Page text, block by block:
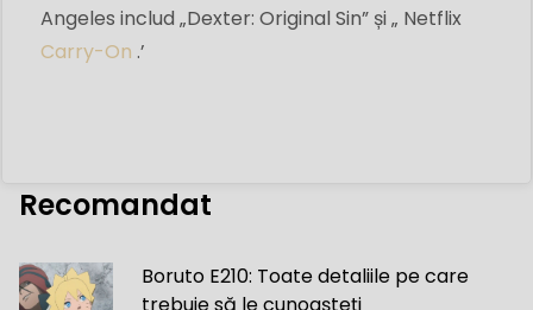
Angeles includ „Dexter: Original Sin” și „ Netflix
Carry-On .’
Recomandat
Boruto E210: Toate detaliile pe care
trebuie să le cunoașteți